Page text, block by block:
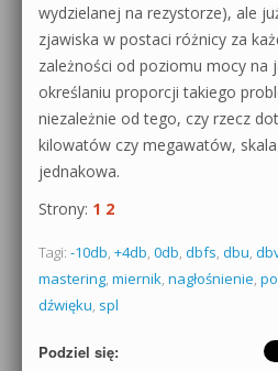
wydzielanej na rezystorze), ale
zjawiska w postaci różnicy za
zależności od poziomu mocy na
określaniu proporcji takiego
niezależnie od tego, czy rzecz
kilowatów czy megawatów,
jednakowa.
Strony: 1 2
Tagi: -10db, +4db, 0db, dbfs, dbu,
mastering, miernik, nagłośnienie,
dźwięku, spl
Podziel się: